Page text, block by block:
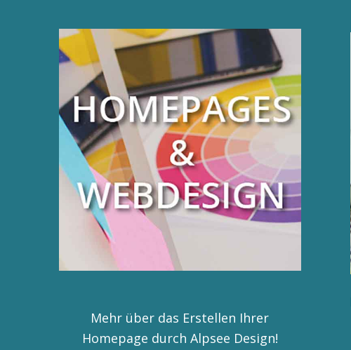
Mehr über das Erstellen Ihrer
Homepage durch Alpsee Design!